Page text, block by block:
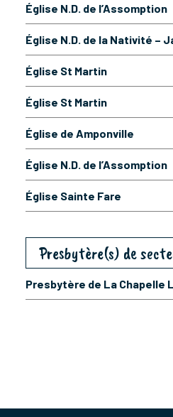
Église N.D. de l’Assomption
Église N.D. de la Nativité –
Église St Martin
Église St Martin
Église de Amponville
Église N.D. de l’Assomption
Église Sainte Fare
Presbytère(s) de
Presbytère de La Chapelle